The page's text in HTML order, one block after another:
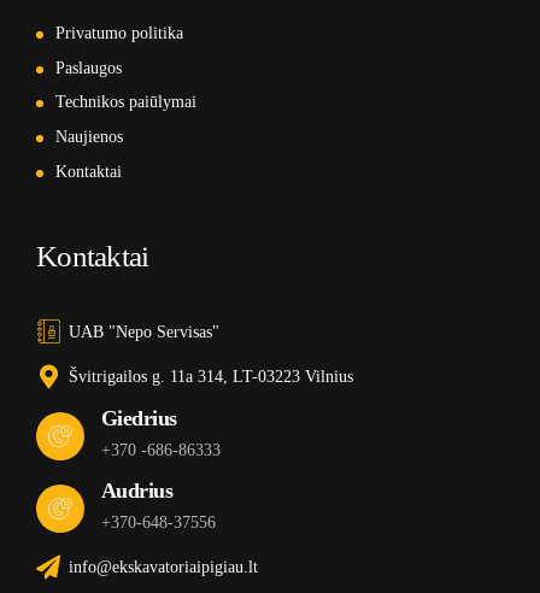
Privatumo politika
Paslaugos
Technikos paiūlymai
Naujienos
Kontaktai
Kontaktai
UAB "Nepo Servisas"
Švitrigailos g. 11a 314, LT-03223 Vilnius
Giedrius
+370 -686-86333
Audrius
+370-648-37556
info@ekskavatoriaipigiau.lt